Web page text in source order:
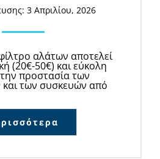
3 Απριλίου, 2026
αλάτων αποτελεί
(20€-50€) και εύκολη
προστασία των
των συσκευών από